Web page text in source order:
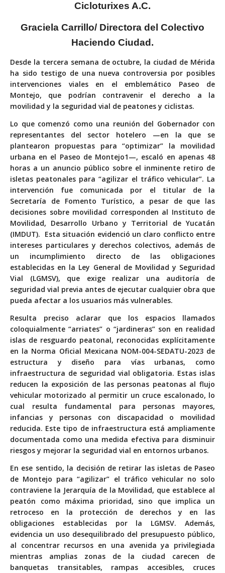
Cicloturixes A.C.
Graciela Carrillo/ Directora del Colectivo
Haciendo Ciudad.
Desde la tercera semana de octubre, la ciudad de Mérida
ha sido testigo de una nueva controversia por posibles
intervenciones viales en el emblemático Paseo de
Montejo, que podrían contravenir el derecho a la
movilidad y la seguridad vial de peatones y ciclistas.
Lo que comenzó como una reunión del Gobernador con
representantes del sector hotelero —en la que se
plantearon propuestas para “optimizar” la movilidad
urbana en el Paseo de Montejo1—, escaló en apenas 48
horas a un anuncio público sobre el inminente retiro de
isletas peatonales para “agilizar el tráfico vehicular”. La
intervención fue comunicada por el titular de la
Secretaría de Fomento Turístico, a pesar de que las
decisiones sobre movilidad corresponden al Instituto de
Movilidad, Desarrollo Urbano y Territorial de Yucatán
(IMDUT). Esta situación evidenció un claro conflicto entre
intereses particulares y derechos colectivos, además de
un incumplimiento directo de las obligaciones
establecidas en la Ley General de Movilidad y Seguridad
Vial (LGMSV), que exige realizar una auditoría de
seguridad vial previa antes de ejecutar cualquier obra que
pueda afectar a los usuarios más vulnerables.
Resulta preciso aclarar que los espacios llamados
coloquialmente “arriates” o “jardineras” son en realidad
islas de resguardo peatonal, reconocidas explícitamente
en la Norma Oficial Mexicana NOM-004-SEDATU-2023 de
estructura y diseño para vías urbanas, como
infraestructura de seguridad vial obligatoria. Estas islas
reducen la exposición de las personas peatonas al flujo
vehicular motorizado al permitir un cruce escalonado, lo
cual resulta fundamental para personas mayores,
infancias y personas con discapacidad o movilidad
reducida. Este tipo de infraestructura está ampliamente
documentada como una medida efectiva para disminuir
riesgos y mejorar la seguridad vial en entornos urbanos.
En ese sentido, la decisión de retirar las isletas de Paseo
de Montejo para “agilizar” el tráfico vehicular no solo
contraviene la Jerarquía de la Movilidad, que establece al
peatón como máxima prioridad, sino que implica un
retroceso en la protección de derechos y en las
obligaciones establecidas por la LGMSV. Además,
evidencia un uso desequilibrado del presupuesto público,
al concentrar recursos en una avenida ya privilegiada
mientras amplias zonas de la ciudad carecen de
banquetas transitables, rampas accesibles, cruces